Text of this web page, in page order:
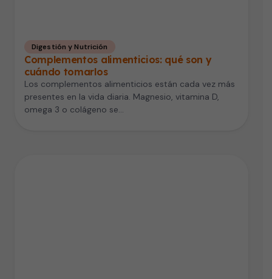
Digestión y Nutrición
Complementos alimenticios: qué son y
cuándo tomarlos
Los complementos alimenticios están cada vez más
presentes en la vida diaria. Magnesio, vitamina D,
omega 3 o colágeno se…